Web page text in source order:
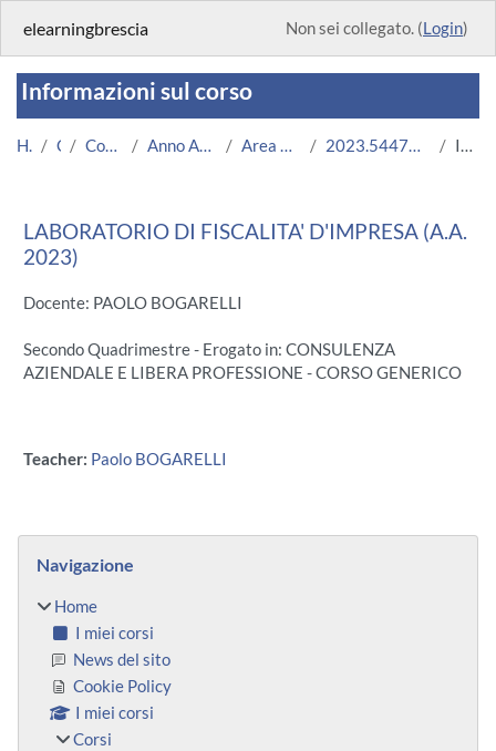
elearningbrescia Non sei collegato. (Login)
Informazioni sul corso
Home Corsi Corsi Istituzionali Anno Accademico 2023/2024 Area Economico-Statistica 2023.54471.2011.11.A002535.N0_12065 Introduzione
LABORATORIO DI FISCALITA' D'IMPRESA (A.A.
2023)
Docente: PAOLO BOGARELLI
Secondo Quadrimestre - Erogato in: CONSULENZA
AZIENDALE E LIBERA PROFESSIONE - CORSO GENERICO
Teacher: Paolo BOGARELLI
Blocchi
Navigazione
Home
I miei corsi
News del sito
Cookie Policy
I miei corsi
Corsi